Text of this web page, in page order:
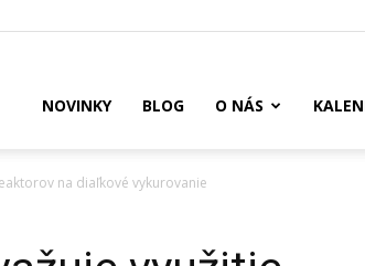
NOVINKY BLOG O NÁS
na diaľkové vykurovanie